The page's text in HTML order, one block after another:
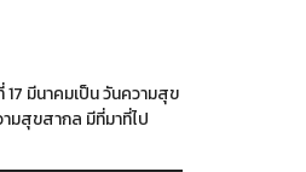
17 มีนาคมเป็น วันความสุข
มสุขสากล มีที่มาที่ไป